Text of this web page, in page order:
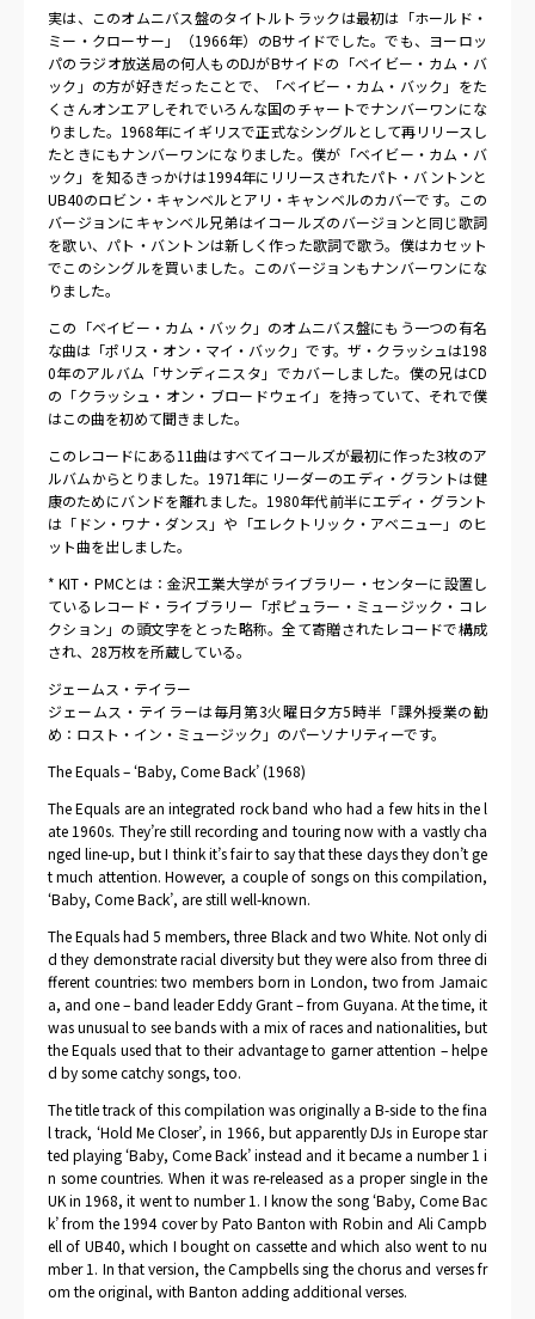
実は、このオムニバス盤のタイトルトラックは最初は「ホールド・
ミー・クローサー」（1966年）のBサイドでした。でも、ヨーロッ
パのラジオ放送局の何人ものDJがBサイドの「ベイビー・カム・バ
ック」の方が好きだったことで、「ベイビー・カム・バック」をた
くさんオンエアしそれでいろんな国のチャートでナンバーワンにな
りました。1968年にイギリスで正式なシングルとして再リリースし
たときにもナンバーワンになりました。僕が「ベイビー・カム・バ
ック」を知るきっかけは1994年にリリースされたパト・バントンと
UB40のロビン・キャンベルとアリ・キャンベルのカバーです。この
バージョンにキャンベル兄弟はイコールズのバージョンと同じ歌詞
を歌い、パト・バントンは新しく作った歌詞で歌う。僕はカセット
でこのシングルを買いました。このバージョンもナンバーワンにな
りました。
この「ベイビー・カム・バック」のオムニバス盤にもう一つの有名
な曲は「ポリス・オン・マイ・バック」です。ザ・クラッシュは198
0年のアルバム「サンディニスタ」でカバーしました。僕の兄はCD
の「クラッシュ・オン・ブロードウェイ」を持っていて、それで僕
はこの曲を初めて聞きました。
このレコードにある11曲はすべてイコールズが最初に作った3枚のア
ルバムからとりました。1971年にリーダーのエディ・グラントは健
康のためにバンドを離れました。1980年代前半にエディ・グラント
は「ドン・ワナ・ダンス」や「エレクトリック・アベニュー」のヒ
ット曲を出しました。
* KIT・PMCとは：金沢工業大学がライブラリー・センターに設置し
ているレコード・ライブラリー「ポピュラー・ミュージック・コレ
クション」の頭文字をとった略称。全て寄贈されたレコードで構成
され、28万枚を所蔵している。
ジェームス・テイラー
ジェームス・テイラーは毎月第3火曜日夕方5時半「課外授業の勧
め：ロスト・イン・ミュージック」のパーソナリティーです。
The Equals – ‘Baby, Come Back’ (1968)
The Equals are an integrated rock band who had a few hits in the l
ate 1960s. They’re still recording and touring now with a vastly cha
nged line-up, but I think it’s fair to say that these days they don’t ge
t much attention. However, a couple of songs on this compilation,
‘Baby, Come Back’, are still well-known.
The Equals had 5 members, three Black and two White. Not only di
d they demonstrate racial diversity but they were also from three di
fferent countries: two members born in London, two from Jamaic
a, and one – band leader Eddy Grant – from Guyana. At the time, it
was unusual to see bands with a mix of races and nationalities, but
the Equals used that to their advantage to garner attention – helpe
d by some catchy songs, too.
The title track of this compilation was originally a B-side to the fina
l track, ‘Hold Me Closer’, in 1966, but apparently DJs in Europe star
ted playing ‘Baby, Come Back’ instead and it became a number 1 i
n some countries. When it was re-released as a proper single in the
UK in 1968, it went to number 1. I know the song ‘Baby, Come Bac
k’ from the 1994 cover by Pato Banton with Robin and Ali Campb
ell of UB40, which I bought on cassette and which also went to nu
mber 1. In that version, the Campbells sing the chorus and verses fr
om the original, with Banton adding additional verses.